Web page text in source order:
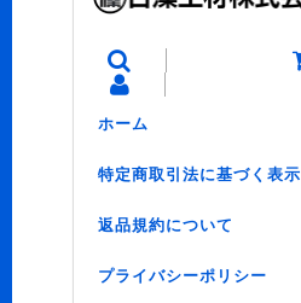
ホーム
特定商取引法に基づく表示
返品規約について
プライバシーポリシー